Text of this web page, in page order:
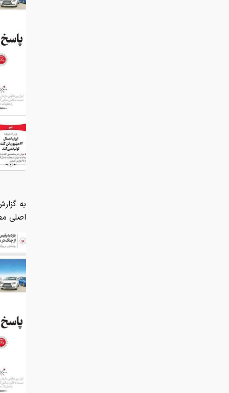
به
اصلی